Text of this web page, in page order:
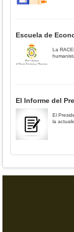
Escuela de
La
El Informe del
El
la